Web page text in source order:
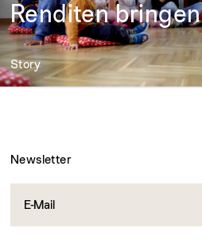
Renditen bringen
Story
Newsletter